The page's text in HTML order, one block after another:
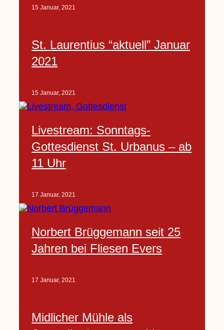
15 Januar, 2021
St. Laurentius “aktuell” Januar
2021
15 Januar, 2021
Livestream: Sonntags-
Gottesdienst St. Urbanus – ab
11 Uhr
17 Januar, 2021
Norbert Brüggemann seit 25
Jahren bei Fliesen Evers
17 Januar, 2021
Midlicher Mühle als